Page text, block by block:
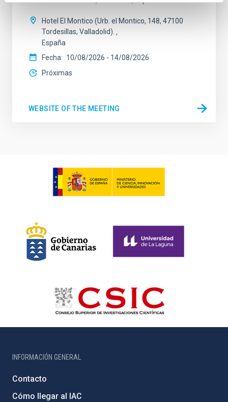
Hotel El Montico (Urb. el Montico, 148, 47100
Tordesillas, Valladolid).
España
Fecha
10/08/2026 - 14/08/2026
Próximas
WEBSITE OF THE MEETING
INFORMACIÓN GENERAL
Contacto
Cómo llegar al IAC